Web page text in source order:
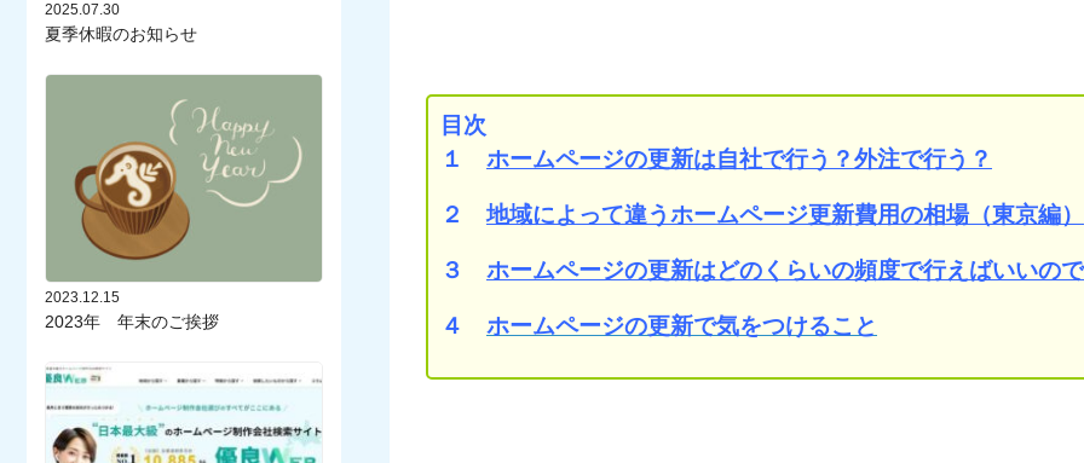
目次
１ ホームページの更新は自社で行う？外注で行う？
２地域によって違うホームページ更新費用の相場（東京編）
３ ホームページの更新はどのくらいの頻度で行えばいいので
４ ホームページの更新で気をつけること
2025.07.30
夏季休暇のお知らせ
2023.12.15
2023年 年末のご挨拶